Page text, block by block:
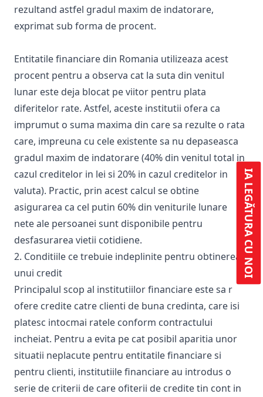
rezultand astfel gradul maxim de indatorare,
exprimat sub forma de procent.
Entitatile financiare din Romania utilizeaza acest
procent pentru a observa cat la suta din venitul
lunar este deja blocat pe viitor pentru plata
diferitelor rate. Astfel, aceste institutii ofera ca
imprumut o suma maxima din care sa rezulte o rata
care, impreuna cu cele existente sa nu depaseasca
gradul maxim de indatorare (40% din venitul total in
cazul creditelor in lei si 20% in cazul creditelor in
valuta). Practic, prin acest calcul se obtine
asigurarea ca cel putin 60% din veniturile lunare
nete ale persoanei sunt disponibile pentru
desfasurarea vietii cotidiene.
2. Conditiile ce trebuie indeplinite pentru obtinerea
unui credit
Principalul scop al institutiilor financiare este sa r
ofere credite catre clienti de buna credinta, care isi
platesc intocmai ratele conform contractului
incheiat. Pentru a evita pe cat posibil aparitia unor
situatii neplacute pentru entitatile financiare si
pentru clienti, institutiile financiare au introdus o
serie de criterii de care ofiterii de credite tin cont in
IA LEGĂTURA CU NOI